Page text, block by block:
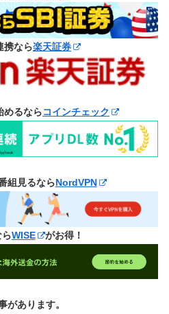
携なら楽天証券
めるならコインチェック
組見るならNordVPN
WISE がお得！
あります。